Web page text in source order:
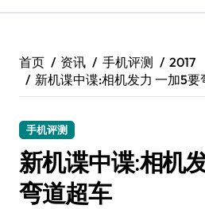
首页 资讯 手机评测
2017
新机谍中谍:相机发力 一加5要
手机评测
新机谍中谍:相机
弯道超车